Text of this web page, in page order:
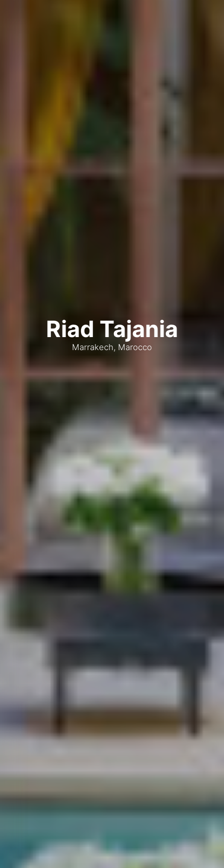
Riad Tajania
Marrakech, Marocco